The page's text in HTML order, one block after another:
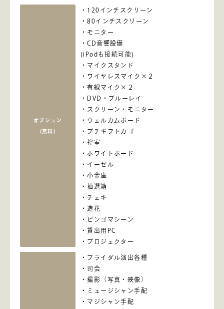
オプション
(無料)
120インチスクリーン
80インチスクリーン
モニター
CD音響設備
(iPodも接続可能)
マイクスタンド
ワイヤレスマイク×２
有線マイク×２
DVD・ブルーレイ
スクリーン・モニター
ウェルカムボード
プチギフトカゴ
控室
ホワイトボード
イーゼル
小金庫
抽選箱
チェキ
造花
ビンゴマシーン
貸出用PC
プロジェクター
ブライダル演出各種
司会
撮影（写真・映像）
ミュージシャン手配
マジシャン手配